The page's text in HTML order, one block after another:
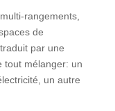
rangements,
de
par une
tout mélanger: un
un autre